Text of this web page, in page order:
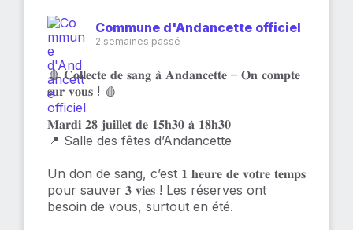
Commune d'Andancette officiel
2 semaines passé
🩸 𝐂𝐨𝐥𝐥𝐞𝐜𝐭𝐞 𝐝𝐞 𝐬𝐚𝐧𝐠 𝐚̀ 𝐀𝐧𝐝𝐚𝐧𝐜𝐞𝐭𝐭𝐞 – 𝐎𝐧 𝐜𝐨𝐦𝐩𝐭𝐞
𝐬𝐮𝐫 𝐯𝐨𝐮𝐬 ! 🩸
𝐌𝐚𝐫𝐝𝐢 𝟐𝟖 𝐣𝐮𝐢𝐥𝐥𝐞𝐭 𝐝𝐞 𝟏𝟓𝐡𝟑𝟎 𝐚̀ 𝟏𝟖𝐡𝟑𝟎
📍 Salle des fêtes d’Andancette
Un don de sang, c’est 𝟏 𝐡𝐞𝐮𝐫𝐞 𝐝𝐞 𝐯𝐨𝐭𝐫𝐞 𝐭𝐞𝐦𝐩𝐬
pour sauver 𝟑 𝐯𝐢𝐞𝐬 ! Les réserves ont
besoin de vous, surtout en été.